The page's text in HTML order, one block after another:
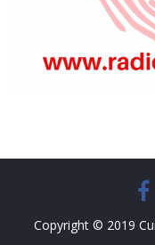
Copyright © 2019